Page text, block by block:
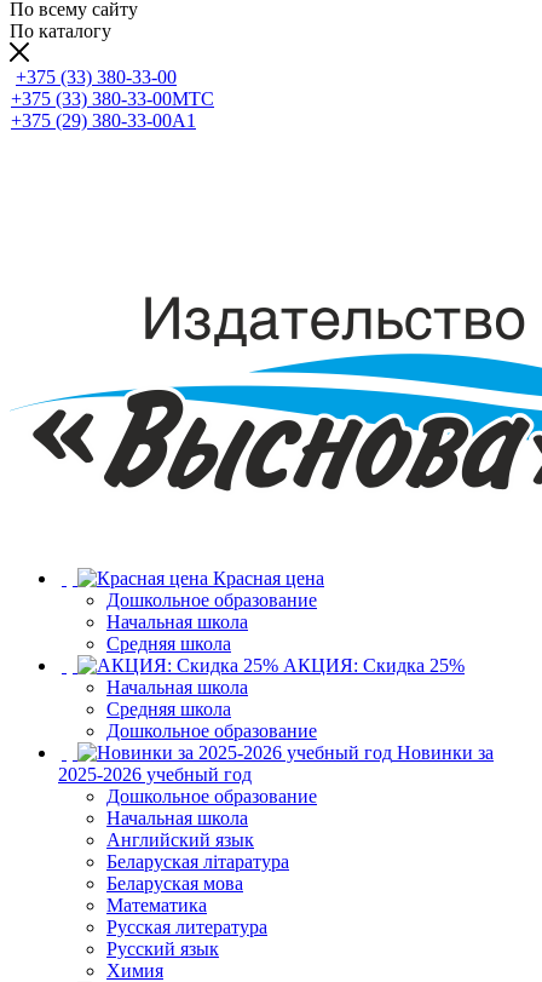
По всему сайту
По каталогу
+375 (33) 380-33-00
+375 (33) 380-33-00МТС
+375 (29) 380-33-00А1
Красная цена
Дошкольное образование
Начальная школа
Средняя школа
АКЦИЯ: Скидка 25%
Начальная школа
Средняя школа
Дошкольное образование
Новинки за
2025-2026 учебный год
Дошкольное образование
Начальная школа
Английский язык
Беларуская літаратура
Беларуская мова
Математика
Русская литература
Русский язык
Химия